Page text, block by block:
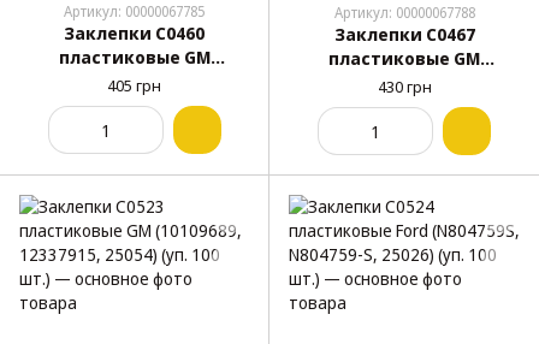
Артикул: 00000067785
Заклепки C0460
пластиковые GM
20423647 Ford N804189S
(уп. 100 шт.)
405 грн
Артикул: 00000067788
Заклепки C0467
пластиковые GM
25524005 (уп. 100 шт.)
430 грн